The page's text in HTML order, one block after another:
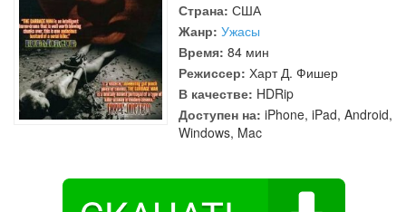
Страна: США
Жанр: Ужасы
Время: 84 мин
Режиссер: Харт Д. Фишер
В качестве: HDRip
Доступен на: iPhone, iPad, Android,
Windows, Mac